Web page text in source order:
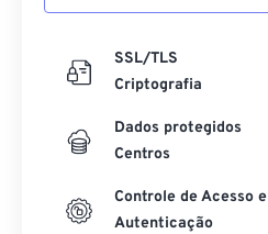
SSL/TLS
Criptografia
Dados protegidos
Centros
Controle de Acesso e
Autenticação